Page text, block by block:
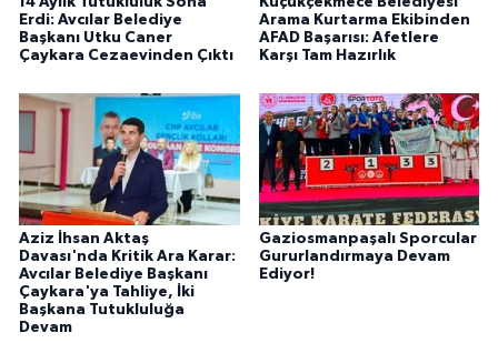
Erdi: Avcılar Belediye
Başkanı Utku Caner
Çaykara Cezaevinden Çıktı
Arama Kurtarma Ekibinden
AFAD Başarısı: Afetlere
Karşı Tam Hazırlık
Aziz İhsan Aktaş
Davası'nda Kritik Ara Karar:
Avcılar Belediye Başkanı
Çaykara'ya Tahliye, İki
Başkana Tutukluluğa
Devam
Gaziosmanpaşalı Sporcular
Gururlandırmaya Devam
Ediyor!